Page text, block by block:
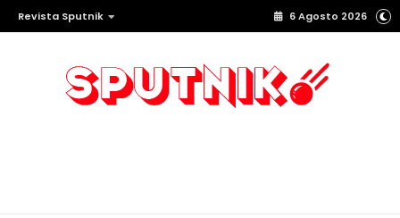
Revista Sputnik 6 Agosto 2026